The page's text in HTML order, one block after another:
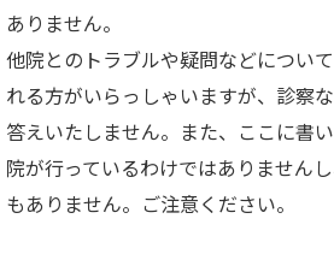
ありません。
他院とのトラブルや疑問などについ
れる方がいらっしゃいますが、診察
答えいたしません。また、ここに書
院が行っているわけではありません
もありません。ご注意ください。